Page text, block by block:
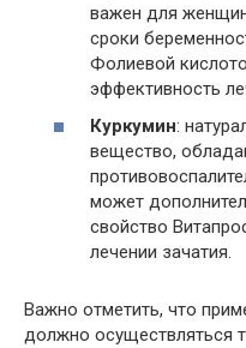
важен для
сроки
Фолиевой
эффективность
Куркумин:
вещество,
может
свойство
лечении зачатия.
Важно отметить, что
должно осуществляться